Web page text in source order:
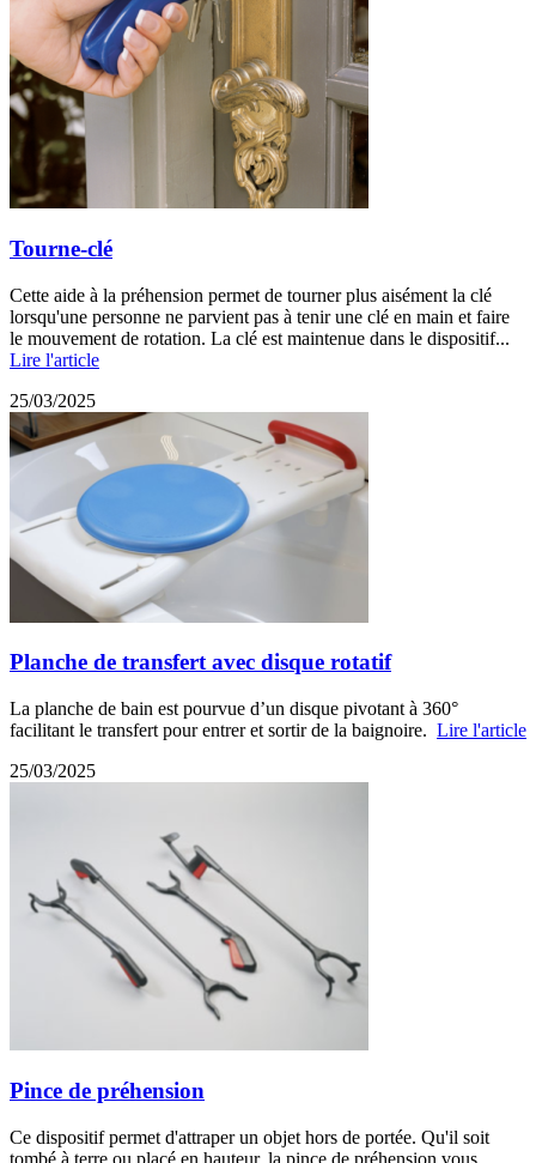
Tourne-clé
Cette aide à la préhension permet de tourner plus aisément la clé
lorsqu'une personne ne parvient pas à tenir une clé en main et faire
le mouvement de rotation. La clé est maintenue dans le dispositif...
Lire l'article
25/03/2025
Planche de transfert avec disque rotatif
La planche de bain est pourvue d’un disque pivotant à 360°
facilitant le transfert pour entrer et sortir de la baignoire. Lire l'article
25/03/2025
Pince de préhension
Ce dispositif permet d'attraper un objet hors de portée. Qu'il soit
tombé à terre ou placé en hauteur, la pince de préhension vous